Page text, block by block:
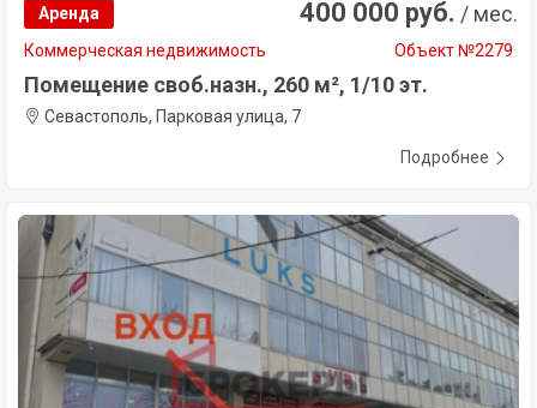
Аренда 400 000 руб. / мес.
Коммерческая недвижимость Объект №2279
Помещение своб.назн., 260 м², 1/10 эт.
Севастополь, Парковая улица, 7
Подробнее